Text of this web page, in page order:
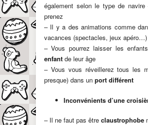
également selon le type de navire
prenez
– Il y a des animations comme
vacances (spectacles, jeux apéro…)
– Vous pourrez laisser les
enfant de leur âge
– Vous vous réveillerez tous les
presque) dans un port différent
Inconvénients d’une
– Il ne faut pas être claustrophobe